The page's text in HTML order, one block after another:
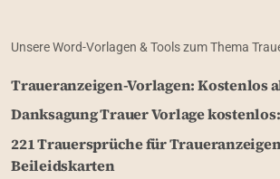
Unsere Word-Vorlagen & Tools zum Thema
Traueranzeigen-Vorlagen: Kostenlos
Danksagung Trauer Vorlage
221 Trauersprüche für
Beileidskarten